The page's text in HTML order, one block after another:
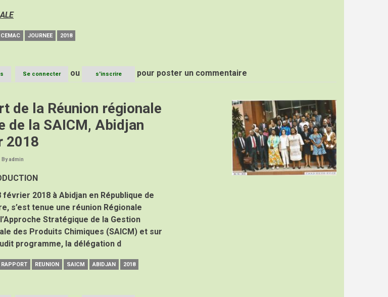
CEMAC JOURNEE 2018
9e
la
de
Cemac
La
au
des
préoccupations
au
Cpac
Se connecter ou s'inscrire pour poster un commentaire
de la Réunion régionale
de la SAICM, Abidjan
2018
Byadmin
février 2018 à Abidjan en République de
s’est tenue une réunion Régionale
Stratégique de la Gestion
des Produits Chimiques (SAICM) et sur
programme, la délégation d
RAPPORT REUNION SAICM ABIDJAN 2018